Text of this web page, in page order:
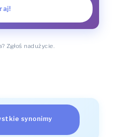
Zgłoś nadużycie.
synonimy